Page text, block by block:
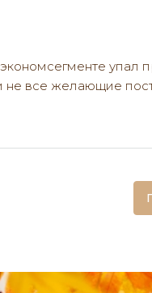
упал
не все желающие